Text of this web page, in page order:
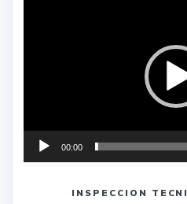
00:00
INSPECCION